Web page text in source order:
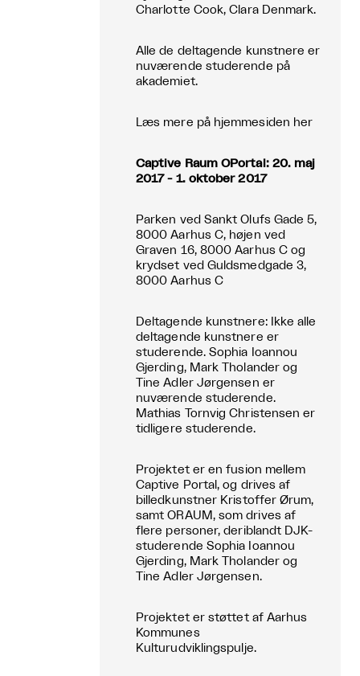
Charlotte Cook, Clara Denmark.
Alle de deltagende kunstnere er
nuværende studerende på
akademiet.
Læs mere på hjemmesiden her
Captive Raum OPortal: 20. maj
2017 - 1. oktober 2017
Parken ved Sankt Olufs Gade 5,
8000 Aarhus C, højen ved
Graven 16, 8000 Aarhus C og
krydset ved Guldsmedgade 3,
8000 Aarhus C
Deltagende kunstnere: Ikke alle
deltagende kunstnere er
studerende. Sophia Ioannou
Gjerding, Mark Tholander og
Tine Adler Jørgensen er
nuværende studerende.
Mathias Tornvig Christensen er
tidligere studerende.
Projektet er en fusion mellem
Captive Portal, og drives af
billedkunstner Kristoffer Ørum,
samt ORAUM, som drives af
flere personer, deriblandt DJK-
studerende Sophia Ioannou
Gjerding, Mark Tholander og
Tine Adler Jørgensen.
Projektet er støttet af Aarhus
Kommunes
Kulturudviklingspulje.